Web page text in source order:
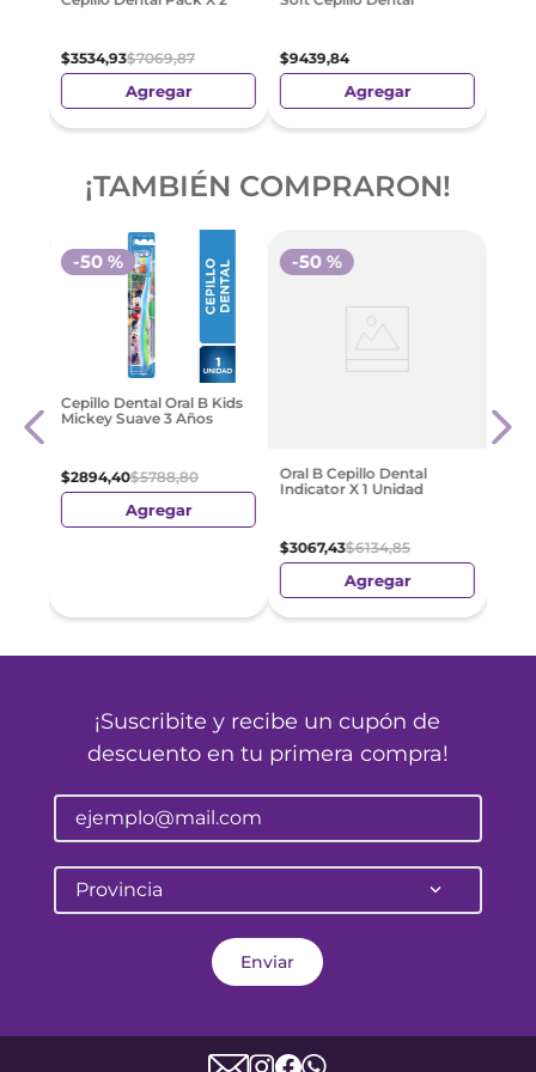
$3534,93$7069,87
Agregar
$9439,84
Agregar
¡TAMBIÉN COMPRARON!
Cepillo Dental Oral B Kids
Mickey Suave 3 Años
$2894,40$5788,80
-50 %
Agregar
Oral B Cepillo Dental
Indicator X 1 Unidad
$3067,43$6134,85
-50 %
Agregar
¡Suscribite y recibe un cupón de
descuento en tu primera compra!
Provincia
Enviar